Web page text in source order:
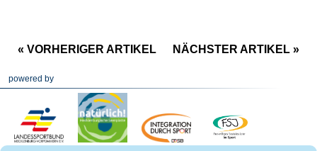
NÄCHSTER ARTIKEL »
« VORHERIGER ARTIKEL
powered by